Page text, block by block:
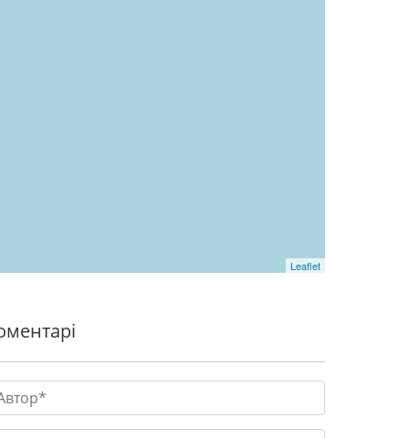
Leaflet